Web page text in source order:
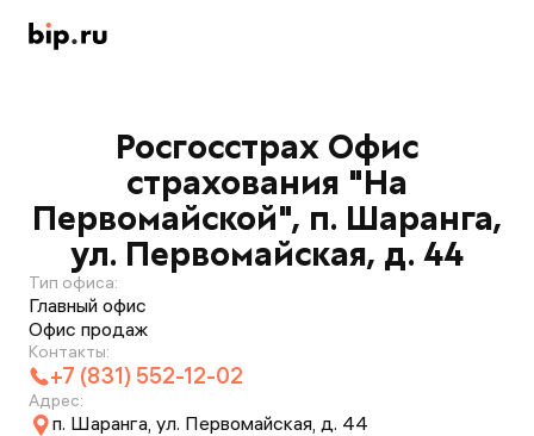
Росгосстрах Офис
страхования "На
Первомайской", п. Шаранга,
ул. Первомайская, д. 44
Тип офиса:
Главный офис
Офис продаж
Контакты:
+7 (831) 552-12-02
Адрес:
п. Шаранга, ул. Первомайская, д. 44